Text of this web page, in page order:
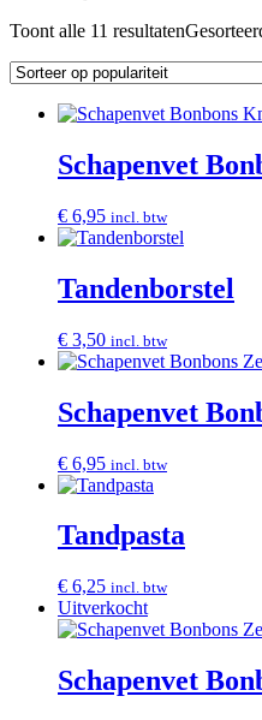
Toont alle 11 resultaten
Schapenvet
€ 6,95 incl. btw
Tandenborstel
€ 3,50 incl. btw
Schapenvet
€ 6,95 incl. btw
Tandpasta
€ 6,25 incl. btw
Uitverkocht
Schapenvet